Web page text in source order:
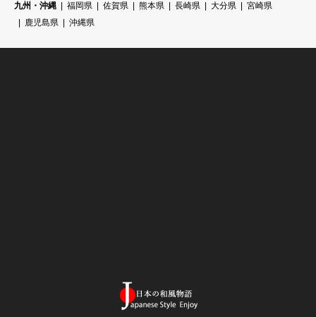
九州・沖縄
福岡県 佐賀県 熊本県 長崎県 大分県
宮崎県
鹿児島県
沖縄県